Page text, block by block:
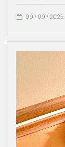
09 / 09 / 2025